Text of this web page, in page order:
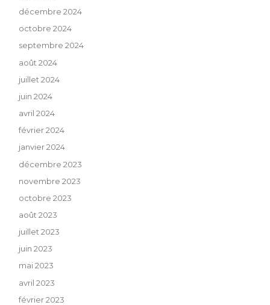
décembre 2024
octobre 2024
septembre 2024
août 2024
juillet 2024
juin 2024
avril 2024
février 2024
janvier 2024
décembre 2023
novembre 2023
octobre 2023
août 2023
juillet 2023
juin 2023
mai 2023
avril 2023
février 2023